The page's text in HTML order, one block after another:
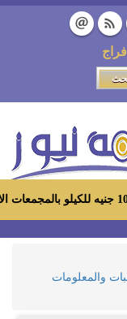
والمعلومات